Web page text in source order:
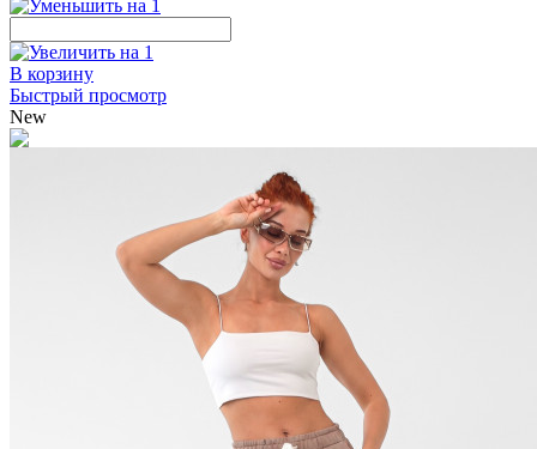
В корзину
Быстрый просмотр
New